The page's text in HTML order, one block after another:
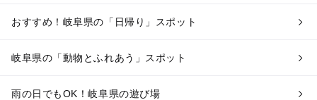
おすすめ！岐阜県の「日帰り」スポット
岐阜県の「動物とふれあう」スポット
雨の日でもOK！岐阜県の遊び場